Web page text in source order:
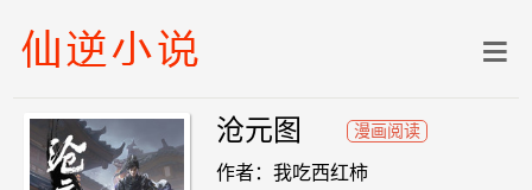
漫画阅读
沧元图
作者：我吃西红柿